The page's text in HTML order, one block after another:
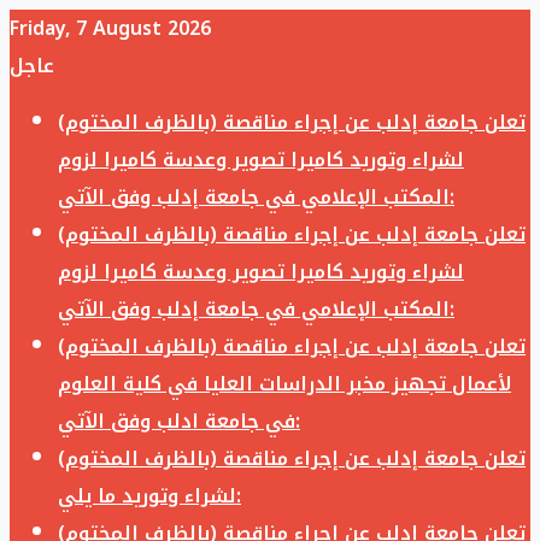
Friday, 7 August 2026
عاجل
تعلن جامعة إدلب عن إجراء مناقصة (بالظرف المختوم)
لشراء وتوريد كاميرا تصوير وعدسة كاميرا لزوم
المكتب الإعلامي في جامعة إدلب وفق الآتي:
تعلن جامعة إدلب عن إجراء مناقصة (بالظرف المختوم)
لشراء وتوريد كاميرا تصوير وعدسة كاميرا لزوم
المكتب الإعلامي في جامعة إدلب وفق الآتي:
تعلن جامعة إدلب عن إجراء مناقصة (بالظرف المختوم)
لأعمال تجهيز مخبر الدراسات العليا في كلية العلوم
في جامعة ادلب وفق الآتي:
تعلن جامعة إدلب عن إجراء مناقصة (بالظرف المختوم)
لشراء وتوريد ما يلي:
تعلن جامعة إدلب عن إجراء مناقصة (بالظرف المختوم)